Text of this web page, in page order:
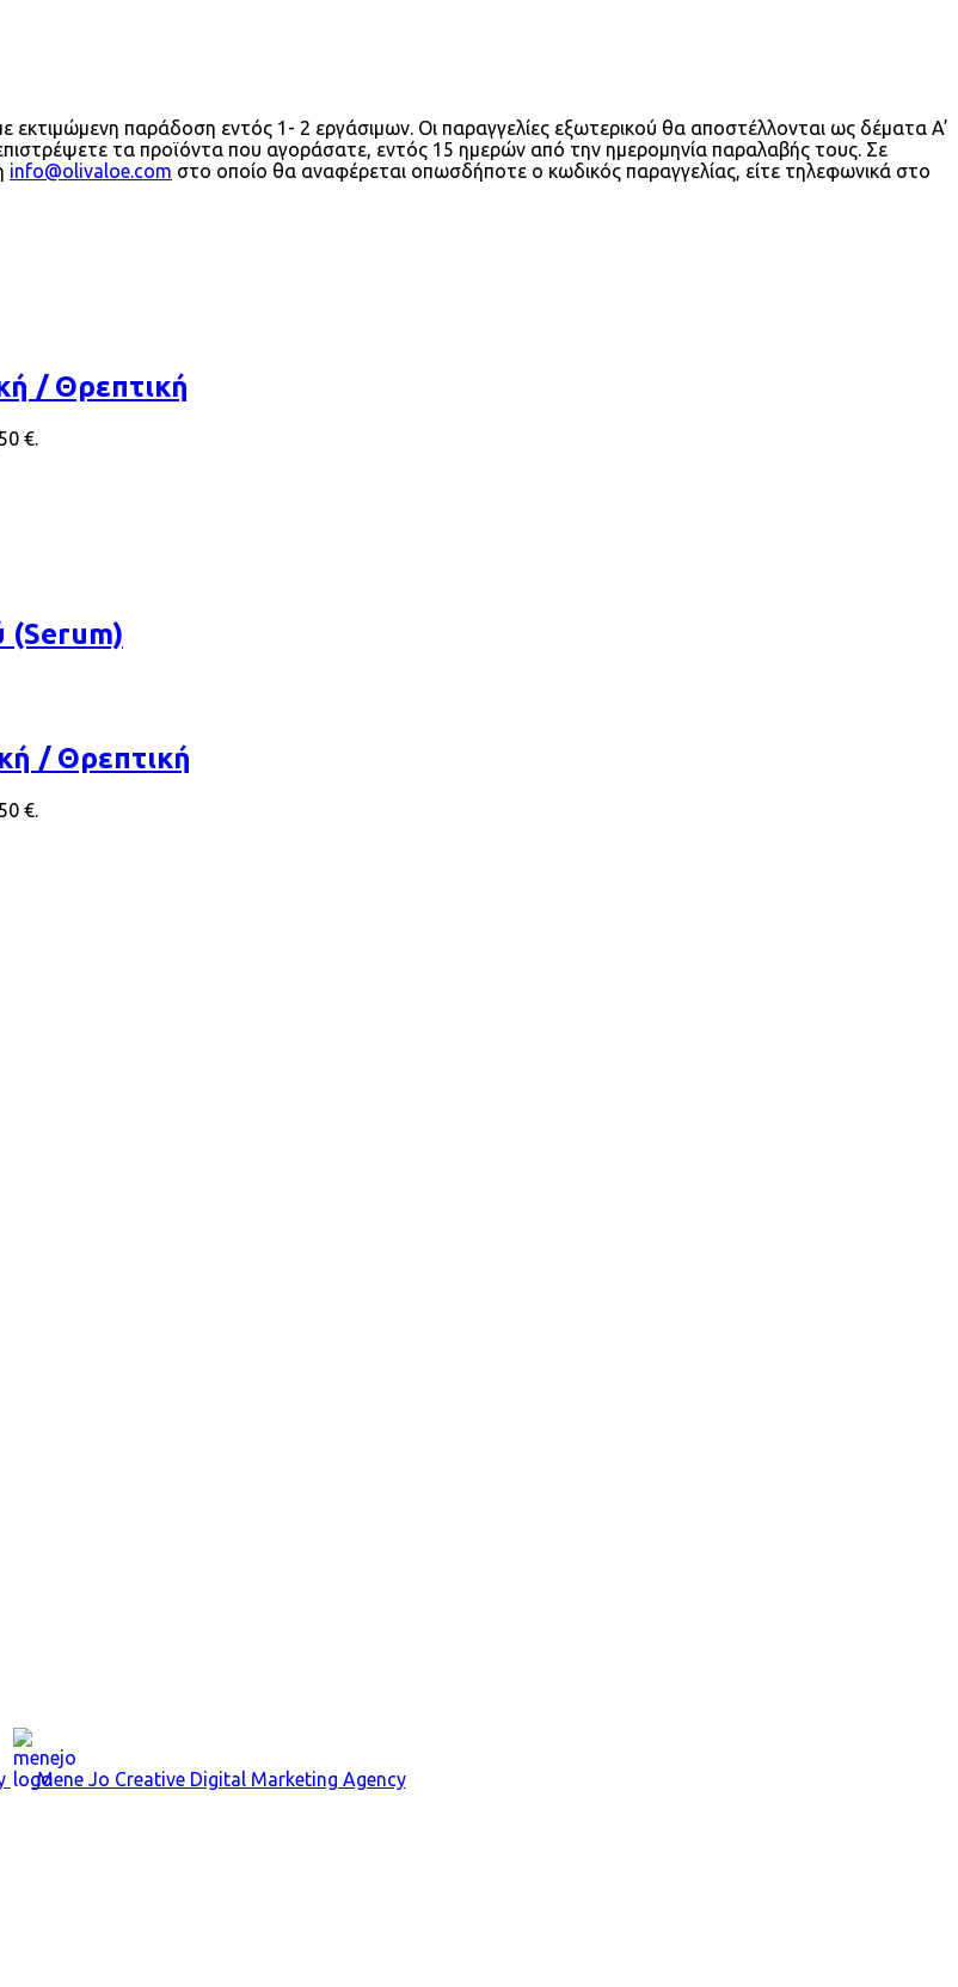
παράδοση εντός 1- 2 εργάσιμων. Οι παραγγελίες εξωτερικού θα αποστέλλονται ως δέματα A’
τα προϊόντα που αγοράσατε, εντός 15 ημερών από την ημερομηνία παραλαβής τους. Σε
info@olivaloe.com στο οποίο θα αναφέρεται οπωσδήποτε ο κωδικός παραγγελίας, είτε τηλεφωνικά στο
/ Θρεπτική
€.
(Serum)
/ Θρεπτική
€.
Mene Jo Creative Digital Marketing Agency